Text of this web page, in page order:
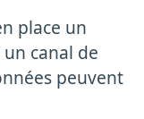
place un
canal de
peuvent